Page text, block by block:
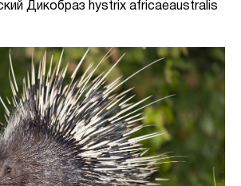
Дикобраз hystrix africaeaustralis